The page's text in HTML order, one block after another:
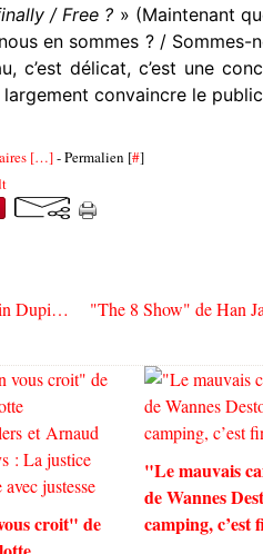
/ Free ? » (Maintenant
en sommes ? / Sommes-
c’est délicat, c’est une
convaincre le
[…]- Permalien [#]
"Le deuxième acte" de Quentin Dupieux : poupées russes
croit" de
"Le mauvais
de Wannes
camping, c’est